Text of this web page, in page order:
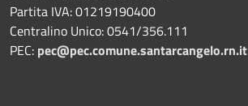
Partita IVA: 01219190400
Centralino Unico: 0541/356.111
PEC: pec@pec.comune.santarcangelo.rn.it